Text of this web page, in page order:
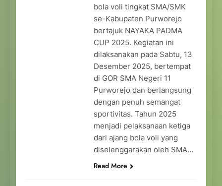
bola voli tingkat SMA/SMK
se-Kabupaten Purworejo
bertajuk NAYAKA PADMA
CUP 2025. Kegiatan ini
dilaksanakan pada Sabtu, 13
Desember 2025, bertempat
di GOR SMA Negeri 11
Purworejo dan berlangsung
dengan penuh semangat
sportivitas. Tahun 2025
menjadi pelaksanaan ketiga
dari ajang bola voli yang
diselenggarakan oleh SMA…
Read More